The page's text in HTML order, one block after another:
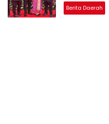
Berita Daerah